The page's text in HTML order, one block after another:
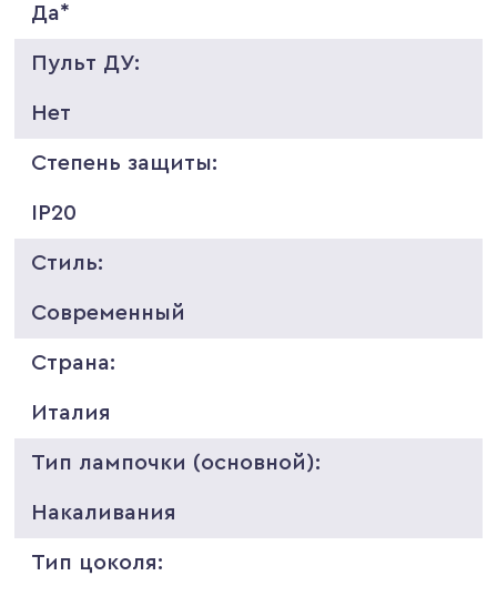
Да*
Пульт ДУ:
Нет
Степень защиты:
IP20
Стиль:
Современный
Страна:
Италия
Тип лампочки (основной):
Накаливания
Тип цоколя: